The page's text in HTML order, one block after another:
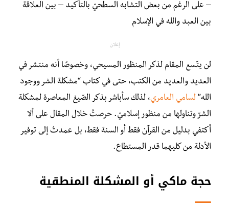
– على الرغم من بعض التشابه السطحيّ بالتأكيد – بين العلاقة
بين العبد والله في الإسلام
إعلان
لن يتّسع المقام لذكر المنظور المسيحي، وخصوصًا أنه منتشر في
العديد والعديد من الكتب، حتى في كتاب “مشكلة الشر ووجود
الله” لسامي العامري، لذلك سأباشر بذكر الصّيغ المعاصرة لمشكلة
الشرّ وتناولها من منظور إسلاميّ. حرصتُ خلال المقال على ألا
أكتفي بدليل من القرآن فقط أو السنة فقط، بل عمدتُ إلى توفير
الأدلة من كليهما قدر المستطاع.
حجة ماكي أو المشكلة المنطقية